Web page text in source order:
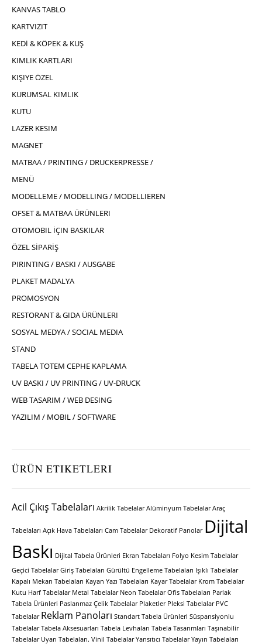
KANVAS TABLO
KARTVIZIT
KEDİ & KÖPEK & KUŞ
KIMLIK KARTLARI
KIŞIYE ÖZEL
KURUMSAL KIMLIK
KUTU
LAZER KESIM
MAGNET
MATBAA / PRINTING / DRUCKERPRESSE /
MENÜ
MODELLEME / MODELLING / MODELLIEREN
OFSET & MATBAA ÜRÜNLERI
OTOMOBIL İÇIN BASKILAR
ÖZEL SİPARİŞ
PIRINTING / BASKI / AUSGABE
PLAKET MADALYA
PROMOSYON
RESTORANT & GIDA ÜRÜNLERI
SOSYAL MEDYA / SOCIAL MEDIA
STAND
TABELA TOTEM CEPHE KAPLAMA
UV BASKI / UV PRINTING / UV-DRUCK
WEB TASARIM / WEB DESING
YAZILIM / MOBIL / SOFTWARE
ÜRÜN ETIKETLERI
Acil Çıkış Tabelaları Akrilik Tabelalar Alüminyum Tabelalar Araç
Tabelaları Açık Hava Tabelaları Cam Tabelalar Dekoratif Panolar Dijital
Baskı Dijital Tabela Ürünleri Ekran Tabelaları Folyo Kesim Tabelalar
Geçici Tabelalar Giriş Tabelaları Gürültü Engelleme Tabelaları Işıklı Tabelalar
Kapalı Mekan Tabelaları Kayan Yazı Tabelaları Kayar Tabelalar Krom Tabelalar
Kutu Harf Tabelalar Metal Tabelalar Neon Tabelalar Ofis Tabelaları Parlak
Tabela Ürünleri Paslanmaz Çelik Tabelalar Plaketler Pleksi Tabelalar PVC
Tabelalar Reklam Panoları Standart Tabela Ürünleri Süspansiyonlu
Tabelalar Tabela Aksesuarları Tabela Levhaları Tabela Tasarımları Taşınabilir
Tabelalar Uyarı Tabelaları. Vinil Tabelalar Yansıtıcı Tabelalar Yayın Tabelaları